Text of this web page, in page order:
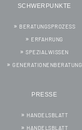
SCHWERPUNKTE
BERATUNGSPROZESS
ERFAHRUNG
SPEZIALWISSEN
GENERATIONENBERATUNG
PRESSE
HANDELSBLATT
HANDELSBLATT